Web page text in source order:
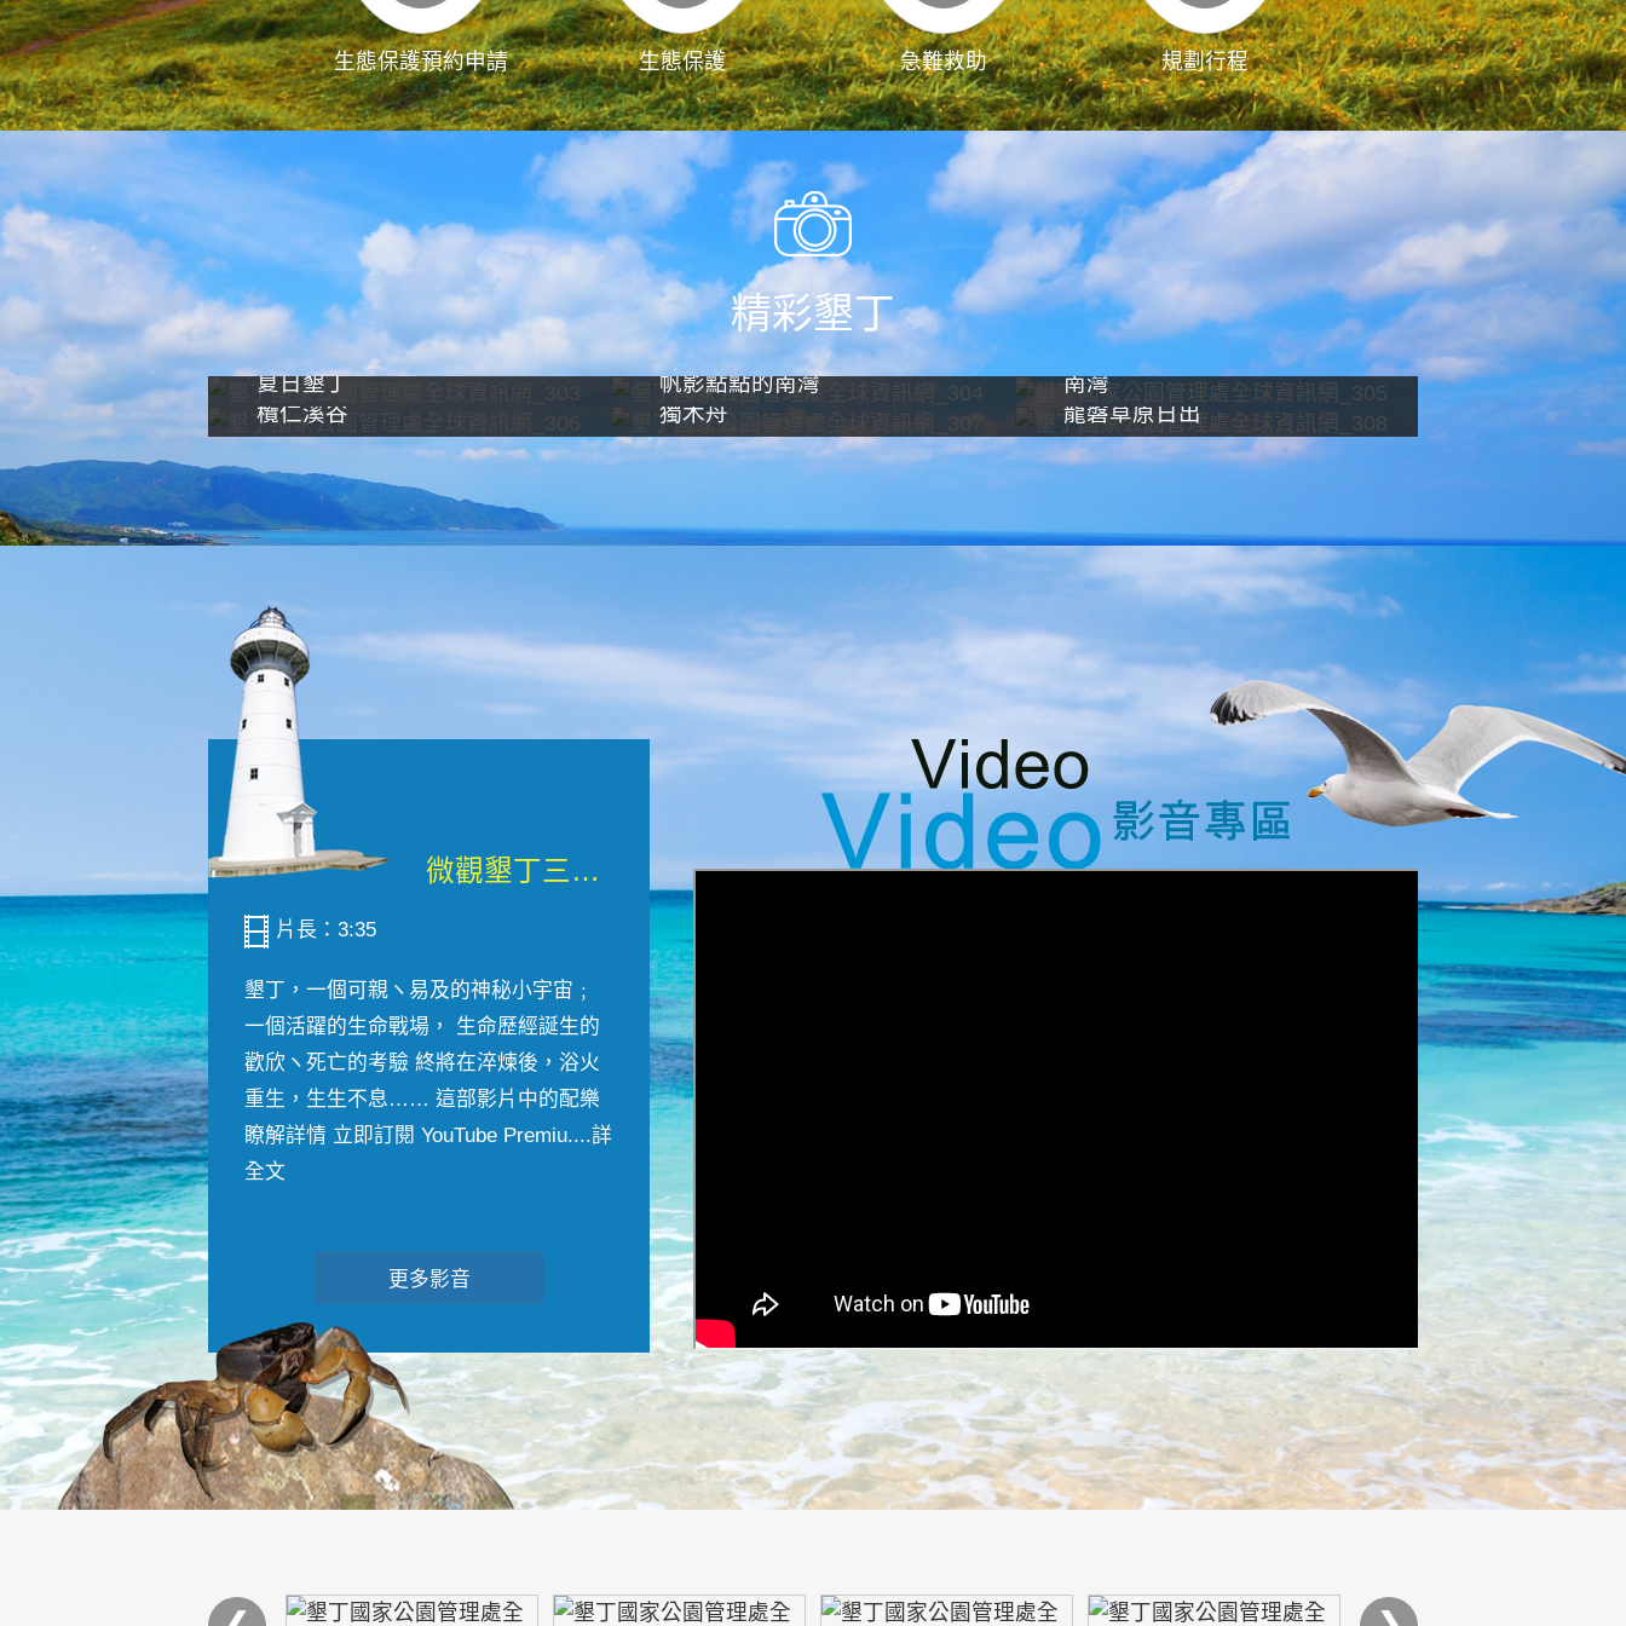
生態保護預約申請 生態保護 急難救助 規劃行程 影像直播
精彩墾丁
夏日墾丁 帆影點點的南灣
南灣
欖仁溪谷
獨木舟 龍磐草原日出
微觀墾丁三部曲 重生....
片長：3:35
墾丁，一個可親ヽ易及的神秘小宇宙﹔
一個活躍的生命戰場， 生命歷經誕生的
歡欣ヽ死亡的考驗 終將在淬煉後，浴火
重生，生生不息…… 這部影片中的配樂
瞭解詳情 立即訂閱 YouTube Premiu....詳
全文
更多影音